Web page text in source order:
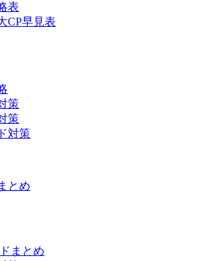
表
CP早見表
策
策
対策
とめ
まとめ